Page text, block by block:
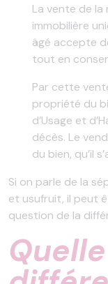
La vente de
immobilière
âgé accepte
tout en
Par cette
propriété du
d’Usage et
décès. Le
du bien, qu’il
Si on parle de la
et usufruit, il peut
question de la